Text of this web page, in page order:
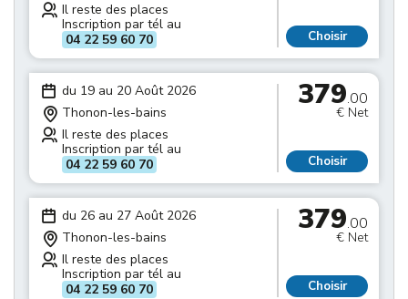
Il reste des places
Inscription par tél au
04 22 59 60 70
Choisir
du 19 au 20 Août 2026
Thonon-les-bains
Il reste des places
Inscription par tél au
04 22 59 60 70
379.00
€ Net
Choisir
du 26 au 27 Août 2026
Thonon-les-bains
Il reste des places
Inscription par tél au
04 22 59 60 70
379.00
€ Net
Choisir